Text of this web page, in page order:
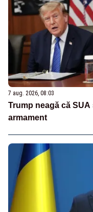
7 aug. 2026, 08:03
Trump neagă că
armament